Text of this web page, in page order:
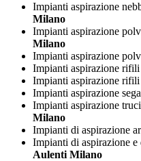
Impianti aspirazione
Milano
Impianti aspirazione
Milano
Impianti aspirazione
Impianti aspirazione rifili
Impianti aspirazione rifili
Impianti aspirazione
Impianti aspirazione
Milano
Impianti di aspirazione
Impianti di aspirazione e
Aulenti Milano